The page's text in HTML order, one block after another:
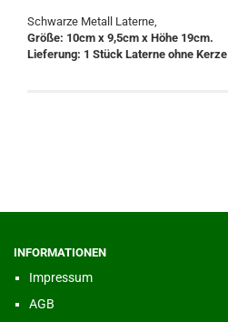
Schwarze Metall Laterne,
Größe: 10cm x 9,5cm x Höhe 19cm.
Lieferung: 1 Stück Laterne ohne Kerze
INFORMATIONEN
Impressum
AGB